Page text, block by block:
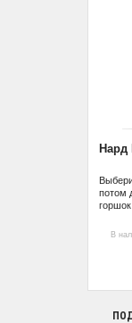
Нард
потом
горшок
В